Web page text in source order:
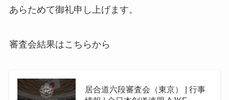
あらためて御礼申し上げます。
審査会結果はこちらから
居合道六段審査会（東京） | 行事